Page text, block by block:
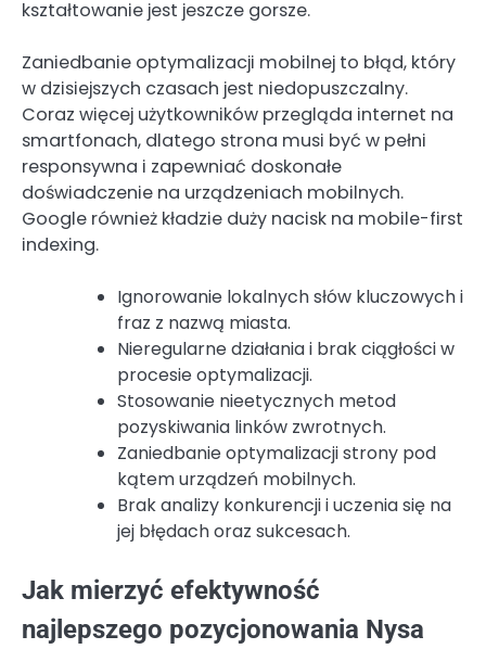
kształtowanie jest jeszcze gorsze.
Zaniedbanie optymalizacji mobilnej to błąd, który
w dzisiejszych czasach jest niedopuszczalny.
Coraz więcej użytkowników przegląda internet na
smartfonach, dlatego strona musi być w pełni
responsywna i zapewniać doskonałe
doświadczenie na urządzeniach mobilnych.
Google również kładzie duży nacisk na mobile-first
indexing.
Ignorowanie lokalnych słów kluczowych i
fraz z nazwą miasta.
Nieregularne działania i brak ciągłości w
procesie optymalizacji.
Stosowanie nieetycznych metod
pozyskiwania linków zwrotnych.
Zaniedbanie optymalizacji strony pod
kątem urządzeń mobilnych.
Brak analizy konkurencji i uczenia się na
jej błędach oraz sukcesach.
Jak mierzyć efektywność
najlepszego pozycjonowania Nysa